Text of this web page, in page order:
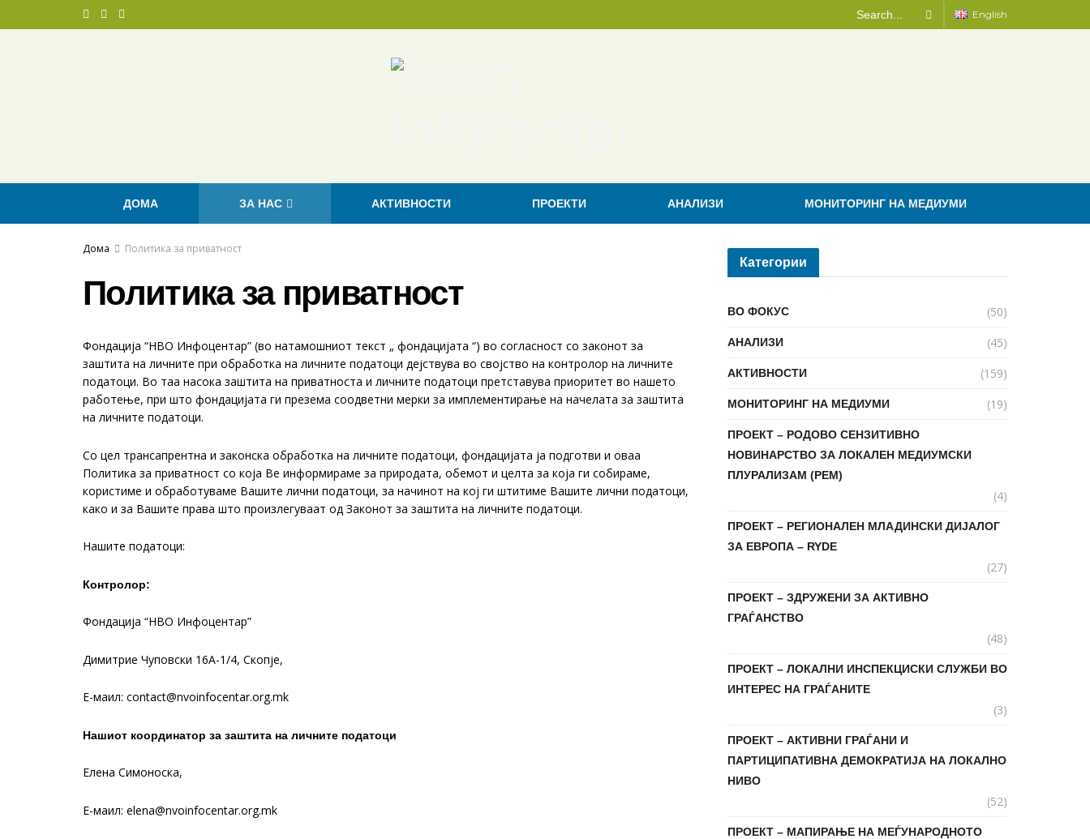
English
ДОМА ЗА НАС АКТИВНОСТИ ПРОЕКТИ АНАЛИЗИ МОНИТОРИНГ НА МЕДИУМИ
Дома Политика за приватност
Политика за приватност
Фондација “НВО Инфоцентар” (во натамошниот текст „ фондацијата “) во согласност со законот за
заштита на личните при обработка на личните податоци дејствува во својство на контролор на личните
податоци. Во таа насока заштита на приватноста и личните податоци претставува приоритет во нашето
работење, при што фондацијата ги презема соодветни мерки за имплементирање на начелата за заштита
на личните податоци.
Со цел трансапрентна и законска обработка на личните податоци, фондацијата ја подготви и оваа
Политика за приватност со која Ве информираме за природата, обемот и целта за која ги собираме,
користиме и обработуваме Вашите лични податоци, за начинот на кој ги штитиме Вашите лични податоци,
како и за Вашите права што произлегуваат од Законот за заштита на личните податоци.
Нашите податоци:
Контролор:
Фондација “НВО Инфоцентар”
Димитрие Чуповски 16А-1/4, Скопје,
E-маил: contact@nvoinfocentar.org.mk
Нашиот координатор за заштита на личните податоци
Елена Симоноска,
Е-маил: elena@nvoinfocentar.org.mk
Категории
ВО ФОКУС (50)
АНАЛИЗИ (45)
АКТИВНОСТИ (159)
МОНИТОРИНГ НА МЕДИУМИ (19)
ПРОЕКТ – РОДОВО СЕНЗИТИВНО
НОВИНАРСТВО ЗА ЛОКАЛЕН МЕДИУМСКИ
ПЛУРАЛИЗАМ (РЕМ)
(4)
ПРОЕКТ – РЕГИОНАЛЕН МЛАДИНСКИ ДИЈАЛОГ
ЗА ЕВРОПА – RYDE
(27)
ПРОЕКТ – ЗДРУЖЕНИ ЗА АКТИВНО
ГРАЃАНСТВО
(48)
ПРОЕКТ – ЛОКАЛНИ ИНСПЕКЦИСКИ СЛУЖБИ ВО
ИНТЕРЕС НА ГРАЃАНИТЕ
(3)
ПРОЕКТ – АКТИВНИ ГРАЃАНИ И
ПАРТИЦИПАТИВНА ДЕМОКРАТИЈА НА ЛОКАЛНО
НИВО
(52)
ПРОЕКТ – МАПИРАЊЕ НА МЕЃУНАРОДНОТО